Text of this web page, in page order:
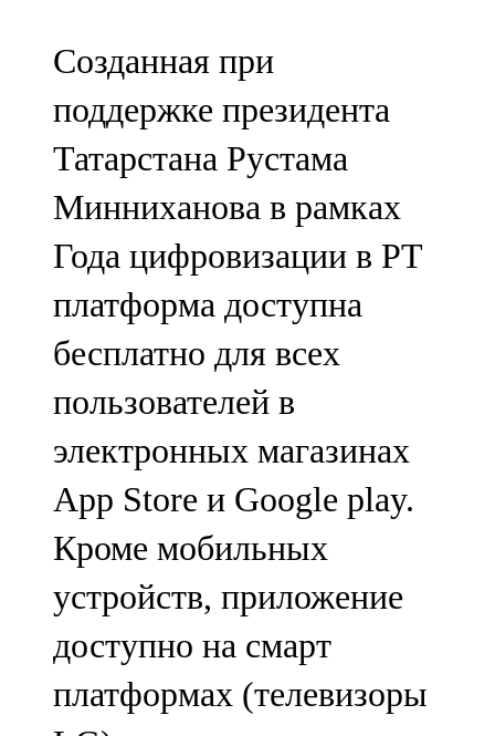
107,7 FM
Чистай
103,0 FM
Чүпрәле
91,0 FM
Шәмәрдән
102,3 FM
Яңа чишмә
107,0 FM
Яр Чаллы
105,5 FM
Созданная при
поддержке президента
Татарстана Рустама
Минниханова в рамках
Года цифровизации в РТ
платформа доступна
бесплатно для всех
пользователей в
электронных магазинах
App Store и Google play.
Кроме мобильных
устройств, приложение
доступно на смарт
платформах (телевизоры